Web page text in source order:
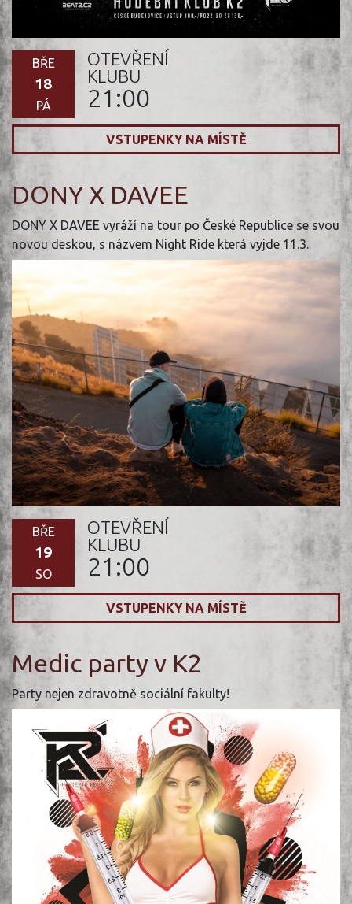
BŘE
18
PÁ
OTEVŘENÍ
KLUBU
21:00
VSTUPENKY NA MÍSTĚ
DONY X DAVEE
DONY X DAVEE vyráží na tour po České Republice se svou
novou deskou, s názvem Night Ride která vyjde 11.3.
BŘE
19
SO
OTEVŘENÍ
KLUBU
21:00
VSTUPENKY NA MÍSTĚ
Medic party v K2
Party nejen zdravotně sociální fakulty!